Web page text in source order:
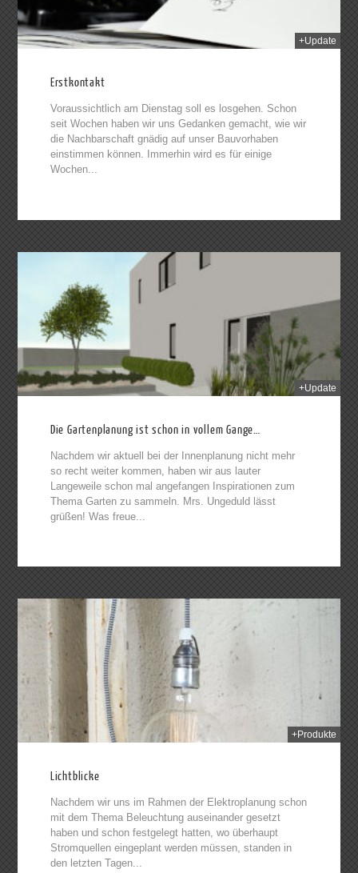
+Update
Erstkontakt
Voraussichtlich am Dienstag soll es losgehen. Schon
seit Wochen haben wir uns Gedanken gemacht, wie wir
die Nachbarschaft gnädig auf unser Bauvorhaben
einstimmen können. Immerhin wird es für einige
Wochen...
+Update
Die Gartenplanung ist schon in vollem Gange…
Nachdem wir aktuell bei der Innenplanung nicht mehr
so recht weiter kommen, haben wir aus lauter
Langeweile schon mal angefangen Inspirationen zum
Thema Garten zu sammeln. Mrs. Ungeduld lässt
grüßen! Was freue...
+Produkte
Lichtblicke
Nachdem wir uns im Rahmen der Elektroplanung schon
mit dem Thema Beleuchtung auseinander gesetzt
haben und schon festgelegt hatten, wo überhaupt
Stromquellen eingeplant werden müssen, standen in
den letzten Tagen...